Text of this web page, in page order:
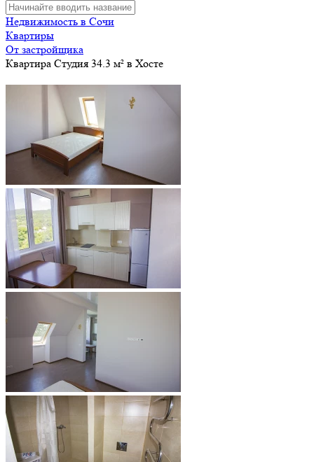
Недвижимость в Сочи
Квартиры
От застройщика
Квартира Студия 34.3 м² в Хосте